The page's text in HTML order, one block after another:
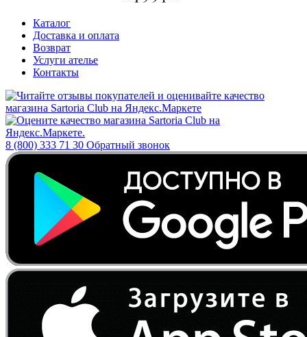
Каталог
Доставка и оплата
Возврат
Услуги ателье
Контакты
8 (800) 333 71 30 Обратный звонок